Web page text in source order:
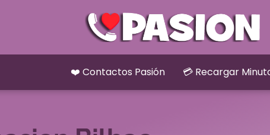
❤️ Contactos Pasión 💳 Recargar